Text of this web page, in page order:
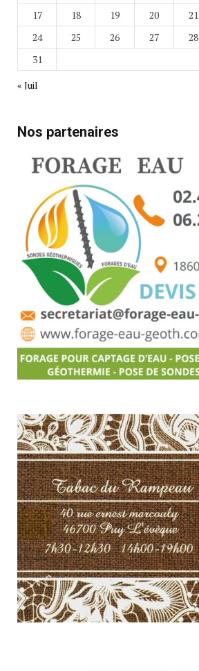
17
18 19 20 21
24
25 26 27 28
31
« Juil
Nos partenaires